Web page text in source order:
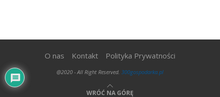
O nas Kontakt Polityka Prywatności
@2020 - All Right Reserved. 300gospodarka.pl
WRÓĆ NA GÓRĘ